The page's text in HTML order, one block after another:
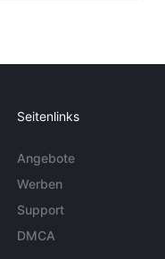
Seitenlinks
Angebote
Werben
Support
DMCA